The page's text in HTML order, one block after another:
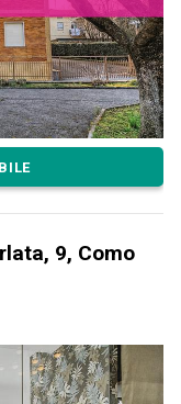
9, Como